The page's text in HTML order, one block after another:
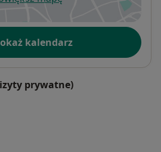
otwiera się w nowej karcie
kalendarz
prywatne)